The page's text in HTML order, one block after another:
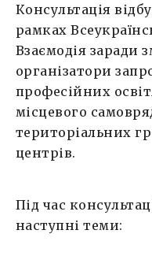
Консультація
рамках
Взаємодія заради
організатори
професійних
місцевого
територіальних
центрів.
Під час
наступні теми: